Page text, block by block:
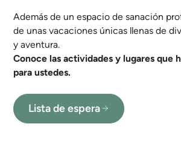
Además de un espacio de sanación
de unas vacaciones únicas llenas de
y aventura.
Conoce las actividades y lugares que
para ustedes.
Lista de espera